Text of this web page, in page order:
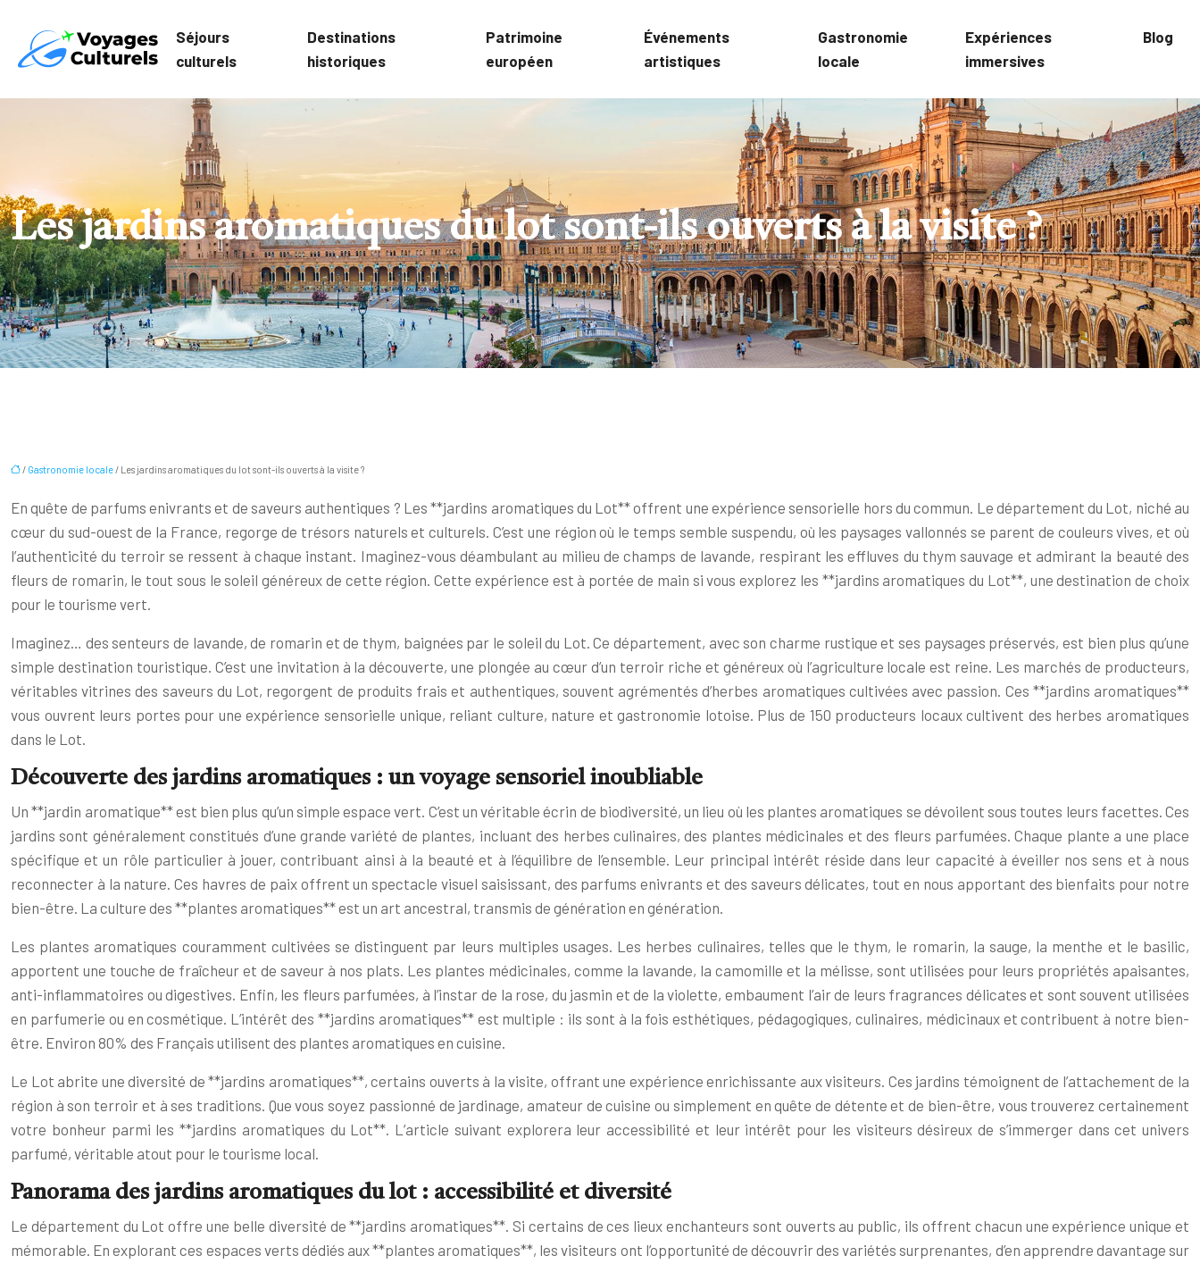
Séjours
culturels
Destinations
historiques
Patrimoine
européen
Événements
artistiques
Gastronomie
locale
Expériences
immersives
Blog
Les jardins aromatiques du lot sont-ils ouverts à la visite ?
/ Gastronomie locale/ Les jardins aromatiques du lot sont-ils ouverts à la visite ?
En quête de parfums enivrants et de saveurs authentiques ? Les **jardins aromatiques du Lot** offrent une expérience sensorielle hors du commun. Le département du Lot, niché au
cœur du sud-ouest de la France, regorge de trésors naturels et culturels. C’est une région où le temps semble suspendu, où les paysages vallonnés se parent de couleurs vives, et où
l’authenticité du terroir se ressent à chaque instant. Imaginez-vous déambulant au milieu de champs de lavande, respirant les effluves du thym sauvage et admirant la beauté des
fleurs de romarin, le tout sous le soleil généreux de cette région. Cette expérience est à portée de main si vous explorez les **jardins aromatiques du Lot**, une destination de choix
pour le tourisme vert.
Imaginez… des senteurs de lavande, de romarin et de thym, baignées par le soleil du Lot. Ce département, avec son charme rustique et ses paysages préservés, est bien plus qu’une
simple destination touristique. C’est une invitation à la découverte, une plongée au cœur d’un terroir riche et généreux où l’agriculture locale est reine. Les marchés de producteurs,
véritables vitrines des saveurs du Lot, regorgent de produits frais et authentiques, souvent agrémentés d’herbes aromatiques cultivées avec passion. Ces **jardins aromatiques**
vous ouvrent leurs portes pour une expérience sensorielle unique, reliant culture, nature et gastronomie lotoise. Plus de 150 producteurs locaux cultivent des herbes aromatiques
dans le Lot.
Découverte des jardins aromatiques : un voyage sensoriel inoubliable
Un **jardin aromatique** est bien plus qu’un simple espace vert. C’est un véritable écrin de biodiversité, un lieu où les plantes aromatiques se dévoilent sous toutes leurs facettes. Ces
jardins sont généralement constitués d’une grande variété de plantes, incluant des herbes culinaires, des plantes médicinales et des fleurs parfumées. Chaque plante a une place
spécifique et un rôle particulier à jouer, contribuant ainsi à la beauté et à l’équilibre de l’ensemble. Leur principal intérêt réside dans leur capacité à éveiller nos sens et à nous
reconnecter à la nature. Ces havres de paix offrent un spectacle visuel saisissant, des parfums enivrants et des saveurs délicates, tout en nous apportant des bienfaits pour notre
bien-être. La culture des **plantes aromatiques** est un art ancestral, transmis de génération en génération.
Les plantes aromatiques couramment cultivées se distinguent par leurs multiples usages. Les herbes culinaires, telles que le thym, le romarin, la sauge, la menthe et le basilic,
apportent une touche de fraîcheur et de saveur à nos plats. Les plantes médicinales, comme la lavande, la camomille et la mélisse, sont utilisées pour leurs propriétés apaisantes,
anti-inflammatoires ou digestives. Enfin, les fleurs parfumées, à l’instar de la rose, du jasmin et de la violette, embaument l’air de leurs fragrances délicates et sont souvent utilisées
en parfumerie ou en cosmétique. L’intérêt des **jardins aromatiques** est multiple : ils sont à la fois esthétiques, pédagogiques, culinaires, médicinaux et contribuent à notre bien-
être. Environ 80% des Français utilisent des plantes aromatiques en cuisine.
Le Lot abrite une diversité de **jardins aromatiques**, certains ouverts à la visite, offrant une expérience enrichissante aux visiteurs. Ces jardins témoignent de l’attachement de la
région à son terroir et à ses traditions. Que vous soyez passionné de jardinage, amateur de cuisine ou simplement en quête de détente et de bien-être, vous trouverez certainement
votre bonheur parmi les **jardins aromatiques du Lot**. L’article suivant explorera leur accessibilité et leur intérêt pour les visiteurs désireux de s’immerger dans cet univers
parfumé, véritable atout pour le tourisme local.
Panorama des jardins aromatiques du lot : accessibilité et diversité
Le département du Lot offre une belle diversité de **jardins aromatiques**. Si certains de ces lieux enchanteurs sont ouverts au public, ils offrent chacun une expérience unique et
mémorable. En explorant ces espaces verts dédiés aux **plantes aromatiques**, les visiteurs ont l’opportunité de découvrir des variétés surprenantes, d’en apprendre davantage sur